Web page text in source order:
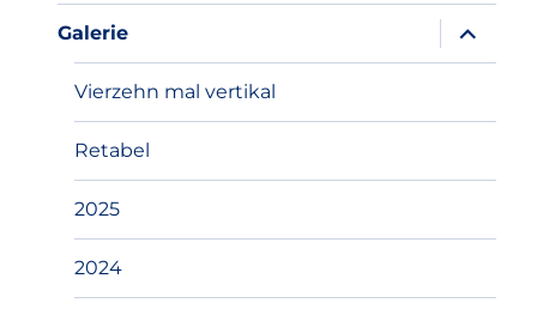
Galerie
anzeigen
Vierzehn mal vertikal
Retabel
2025
2024